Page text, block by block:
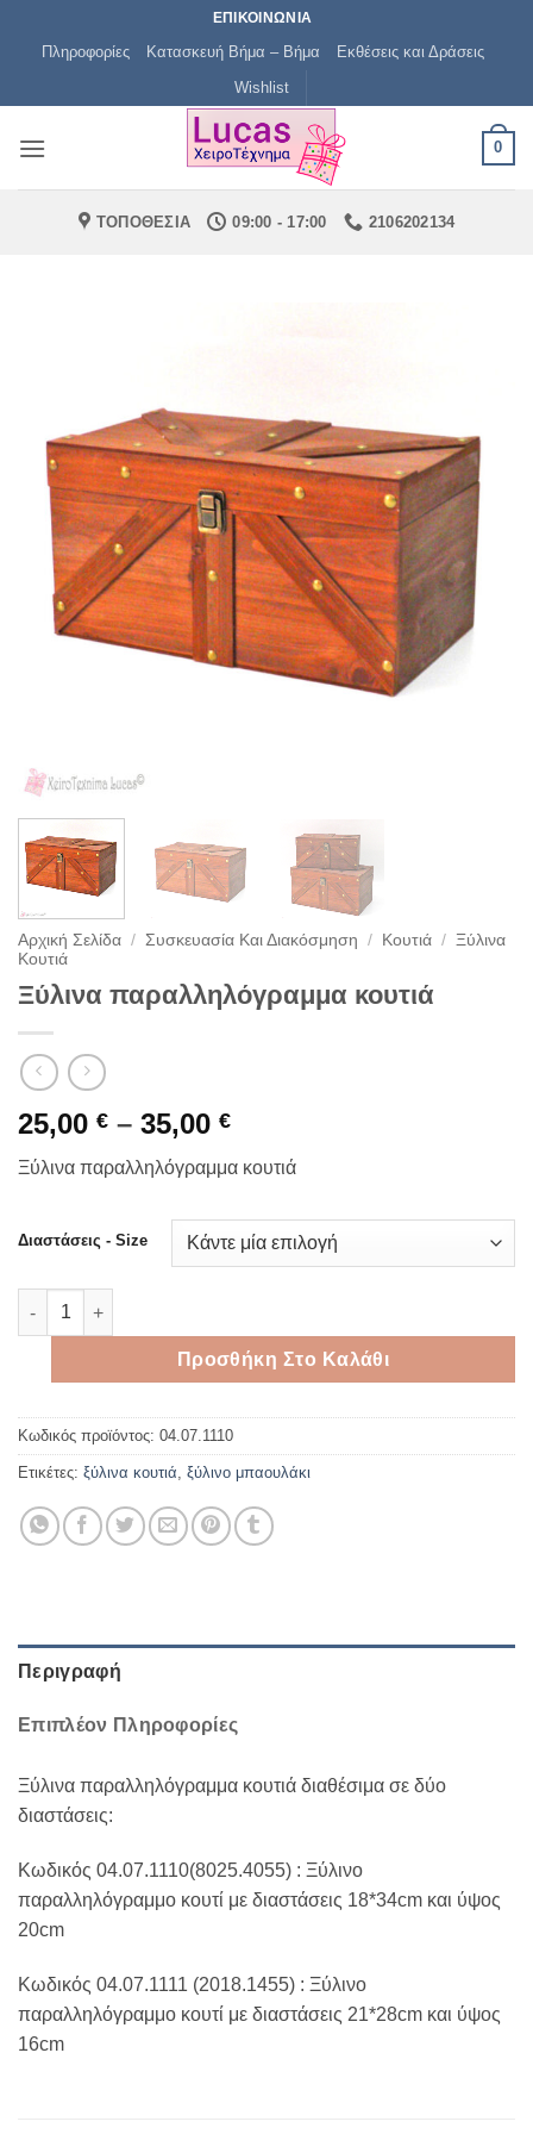
ΕΠΙΚΟΙΝΩΝΙΑ
Πληροφορίες Κατασκευή Βήμα – Βήμα
Εκθέσεις και Δράσεις
Wishlist
0
ΤΟΠΟΘΕΣΙΑ 09:00 - 17:00 2106202134
Αρχική Σελίδα / Συσκευασία Και Διακόσμηση / Κουτιά / Ξύλινα
Κουτιά
Ξύλινα παραλληλόγραμμα κουτιά
25,00 € – 35,00 €Price
range:
25,00 €
35,00 €
Ξύλινα παραλληλόγραμμα κουτιά
Διαστάσεις - Size
Ξύλινα παραλληλόγραμμα κουτιά ποσότητα
Προσθήκη Στο Καλάθι
Κωδικός προϊόντος: 04.07.1110
Ετικέτες: ξύλινα κουτιά, ξύλινο μπαουλάκι
Περιγραφή
Επιπλέον Πληροφορίες
Ξύλινα παραλληλόγραμμα κουτιά διαθέσιμα σε δύο
διαστάσεις:
Κωδικός 04.07.1110(8025.4055) : Ξύλινο
παραλληλόγραμμο κουτί με διαστάσεις 18*34cm και ύψος
20cm
Κωδικός 04.07.1111 (2018.1455) : Ξύλινο
παραλληλόγραμμο κουτί με διαστάσεις 21*28cm και ύψος
16cm